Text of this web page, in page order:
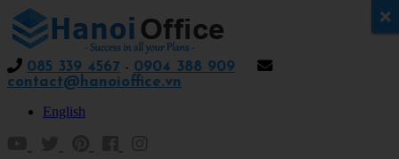
085 339 4567 - 0904 388 909
contact@hanoioffice.vn
English
x